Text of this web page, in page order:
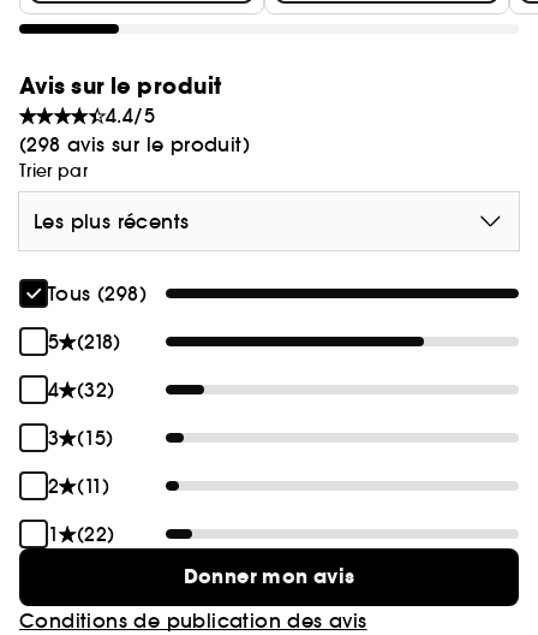
Avis sur le produit
4.4/5
(298 avis sur le produit)
Trier par
Les plus récents
Tous (298)
5
(218)
4
(32)
3
(15)
2
(11)
1
(22)
Donner mon avis
Conditions de publication des avis